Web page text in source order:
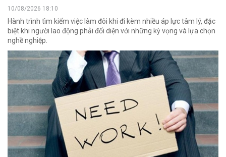
10/08/2026 18:10
Hành trình tìm kiếm việc làm đôi khi đi kèm nhiều áp lực tâm lý, đặc
biệt khi người lao động phải đối diện với những kỳ vọng và lựa chọn
nghề nghiệp.